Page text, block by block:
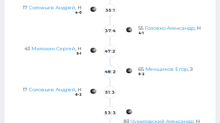
17 Соловьев Андрей, Н
4-0 35:1
55 Головко Александр, Н
4-1
37:4
43 Милохин Сергей, Н
5-1 47:2
65 Менщиков Егор, З
5-2
48:2
17 Соловьев Андрей, Н
6-2 51:3
83 Чукаловский Александр, Н
53:3